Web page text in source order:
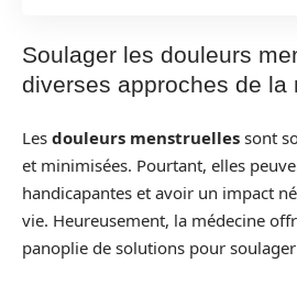
Soulager les douleurs
diverses approches de la
Les douleurs menstruelles sont
et minimisées. Pourtant, elles
handicapantes et avoir un impact
vie. Heureusement, la médecine
panoplie de solutions pour